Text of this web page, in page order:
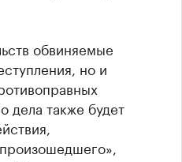
обвиняемые
но и
дела также будет